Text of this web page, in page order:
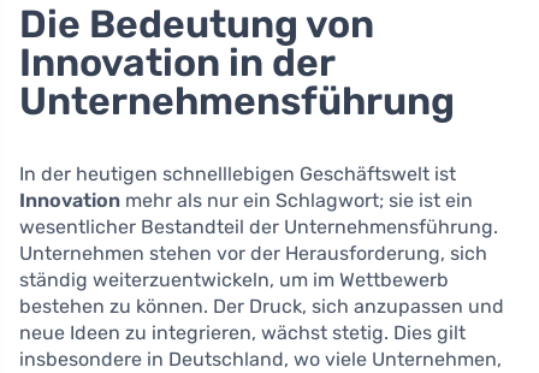
Die Bedeutung von
Innovation in der
Unternehmensführung
In der heutigen schnelllebigen Geschäftswelt ist
Innovation mehr als nur ein Schlagwort; sie ist ein
wesentlicher Bestandteil der Unternehmensführung.
Unternehmen stehen vor der Herausforderung, sich
ständig weiterzuentwickeln, um im Wettbewerb
bestehen zu können. Der Druck, sich anzupassen und
neue Ideen zu integrieren, wächst stetig. Dies gilt
insbesondere in Deutschland, wo viele Unternehmen,